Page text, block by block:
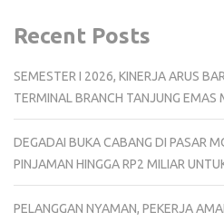
Recent Posts
SEMESTER I 2026, KINERJA ARUS
TERMINAL BRANCH TANJUNG EMAS
DEGADAI BUKA CABANG DI PASAR
PINJAMAN HINGGA RP2 MILIAR
PELANGGAN NYAMAN, PEKERJA